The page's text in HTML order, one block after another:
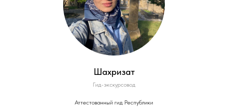
Шахризат
Гид-экскурсовод
Аттестованный гид Республики